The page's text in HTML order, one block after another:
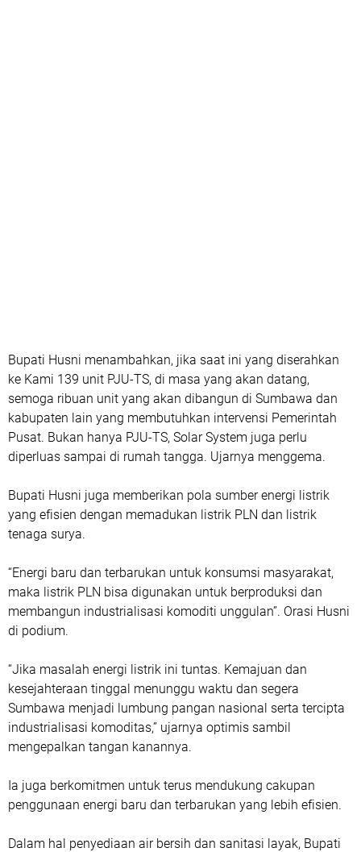
Bupati Husni menambahkan, jika saat ini yang diserahkan
ke Kami 139 unit PJU-TS, di masa yang akan datang,
semoga ribuan unit yang akan dibangun di Sumbawa dan
kabupaten lain yang membutuhkan intervensi Pemerintah
Pusat. Bukan hanya PJU-TS, Solar System juga perlu
diperluas sampai di rumah tangga. Ujarnya menggema.
Bupati Husni juga memberikan pola sumber energi listrik
yang efisien dengan memadukan listrik PLN dan listrik
tenaga surya.
“Energi baru dan terbarukan untuk konsumsi masyarakat,
maka listrik PLN bisa digunakan untuk berproduksi dan
membangun industrialisasi komoditi unggulan”. Orasi Husni
di podium.
“Jika masalah energi listrik ini tuntas. Kemajuan dan
kesejahteraan tinggal menunggu waktu dan segera
Sumbawa menjadi lumbung pangan nasional serta tercipta
industrialisasi komoditas,” ujarnya optimis sambil
mengepalkan tangan kanannya.
Ia juga berkomitmen untuk terus mendukung cakupan
penggunaan energi baru dan terbarukan yang lebih efisien.
Dalam hal penyediaan air bersih dan sanitasi layak, Bupati